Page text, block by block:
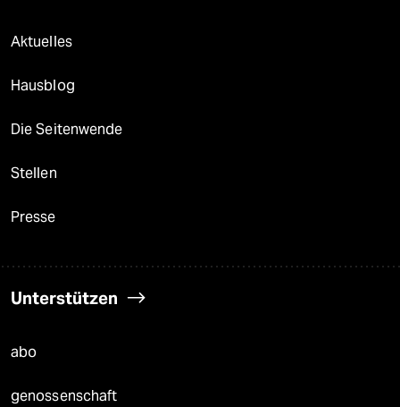
Aktuelles
Hausblog
Die Seitenwende
Stellen
Presse
Unterstützen
abo
genossenschaft